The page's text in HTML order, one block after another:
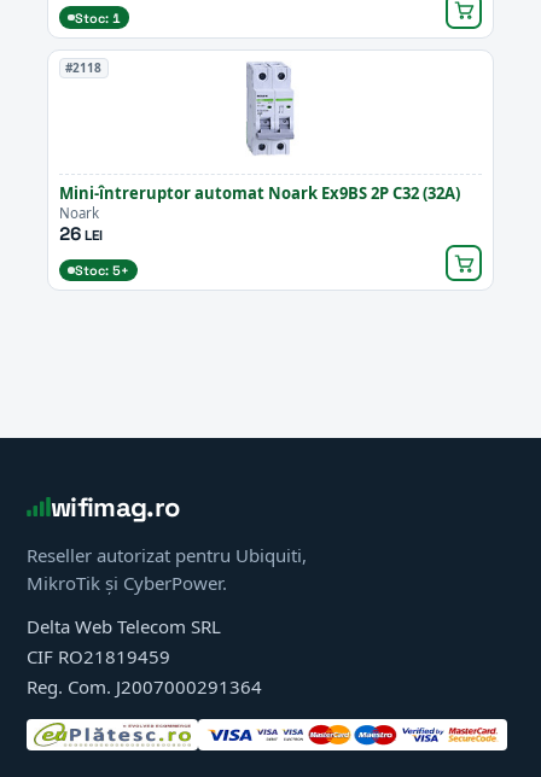
Stoc: 1
#2118
Mini-întreruptor automat Noark Ex9BS 2P C32 (32A)
Noark
26LEI
Stoc: 5+
wifimag.ro
Reseller autorizat pentru Ubiquiti,
MikroTik și CyberPower.
Delta Web Telecom SRL
CIF RO21819459
Reg. Com. J2007000291364